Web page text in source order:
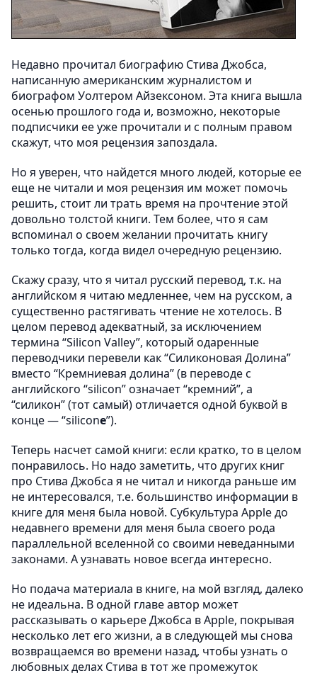
Недавно прочитал биографию Стива Джобса,
написанную американским журналистом и
биографом Уолтером Айзексоном. Эта книга вышла
осенью прошлого года и, возможно, некоторые
подписчики ее уже прочитали и с полным правом
скажут, что моя рецензия запоздала.
Но я уверен, что найдется много людей, которые ее
еще не читали и моя рецензия им может помочь
решить, стоит ли трать время на прочтение этой
довольно толстой книги. Тем более, что я сам
вспоминал о своем желании прочитать книгу
только тогда, когда видел очередную рецензию.
Скажу сразу, что я читал русский перевод, т.к. на
английском я читаю медленнее, чем на русском, а
существенно растягивать чтение не хотелось. В
целом перевод адекватный, за исключением
термина “Silicon Valley”, который одаренные
переводчики перевели как “Силиконовая Долина”
вместо “Кремниевая долина” (в переводе с
английского “silicon” означает “кремний”, а
“силикон” (тот самый) отличается одной буквой в
конце — “silicone”).
Теперь насчет самой книги: если кратко, то в целом
понравилось. Но надо заметить, что других книг
про Стива Джобса я не читал и никогда раньше им
не интересовался, т.е. большинство информации в
книге для меня была новой. Субкультура Apple до
недавнего времени для меня была своего рода
параллельной вселенной со своими неведанными
законами. А узнавать новое всегда интересно.
Но подача материала в книге, на мой взгляд, далеко
не идеальна. В одной главе автор может
рассказывать о карьере Джобса в Apple, покрывая
несколько лет его жизни, а в следующей мы снова
возвращаемся во времени назад, чтобы узнать о
любовных делах Стива в тот же промежуток